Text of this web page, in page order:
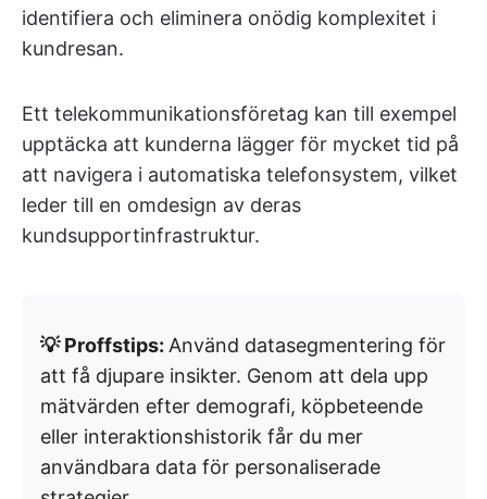
identifiera och eliminera onödig komplexitet i
kundresan.
Ett telekommunikationsföretag kan till exempel
upptäcka att kunderna lägger för mycket tid på
att navigera i automatiska telefonsystem, vilket
leder till en omdesign av deras
kundsupportinfrastruktur.
💡 Proffstips: Använd datasegmentering för
att få djupare insikter. Genom att dela upp
mätvärden efter demografi, köpbeteende
eller interaktionshistorik får du mer
användbara data för personaliserade